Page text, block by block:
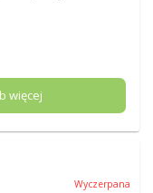
więcej
Wyczerpana